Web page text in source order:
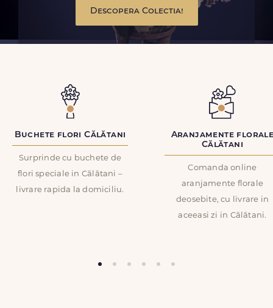
Descopera Colectia!
Buchete flori Călătani
Surprinde cu buchete de
flori speciale in Călătani –
livrare rapida la domiciliu.
Aranjamente
Călătani
Comanda online
aranjamente florale
deosebite, cu livrare in
aceeasi zi in Călătani.